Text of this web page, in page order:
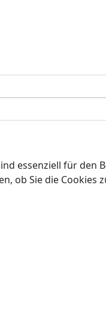
essenziell für
ob Sie die